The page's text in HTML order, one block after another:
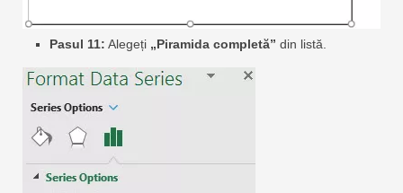
Pasul 11: Alegeți „Piramida completă” din listă.